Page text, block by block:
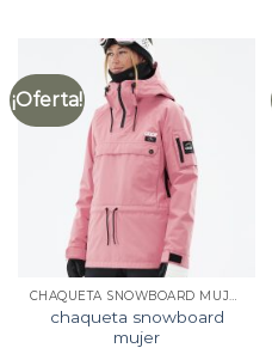
¡Oferta!
CHAQUETA SNOWBOARD MUJER
chaqueta snowboard
mujer